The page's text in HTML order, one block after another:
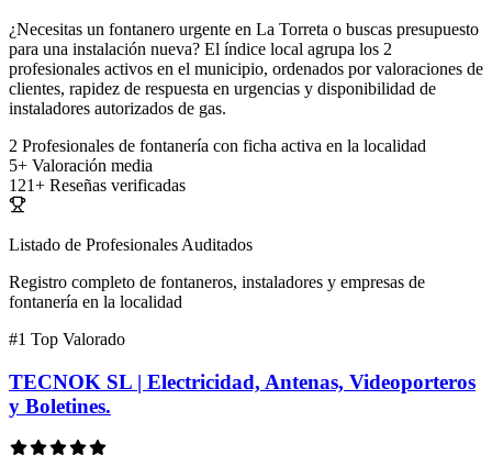
¿Necesitas un fontanero urgente en La Torreta o buscas presupuesto
para una instalación nueva? El índice local agrupa los 2
profesionales activos en el municipio, ordenados por valoraciones de
clientes, rapidez de respuesta en urgencias y disponibilidad de
instaladores autorizados de gas.
2 Profesionales de fontanería con ficha activa en la localidad
5+ Valoración media
121+ Reseñas verificadas
Listado de Profesionales Auditados
Registro completo de fontaneros, instaladores y empresas de
fontanería en la localidad
#1 Top Valorado
TECNOK SL | Electricidad, Antenas, Videoporteros
y Boletines.